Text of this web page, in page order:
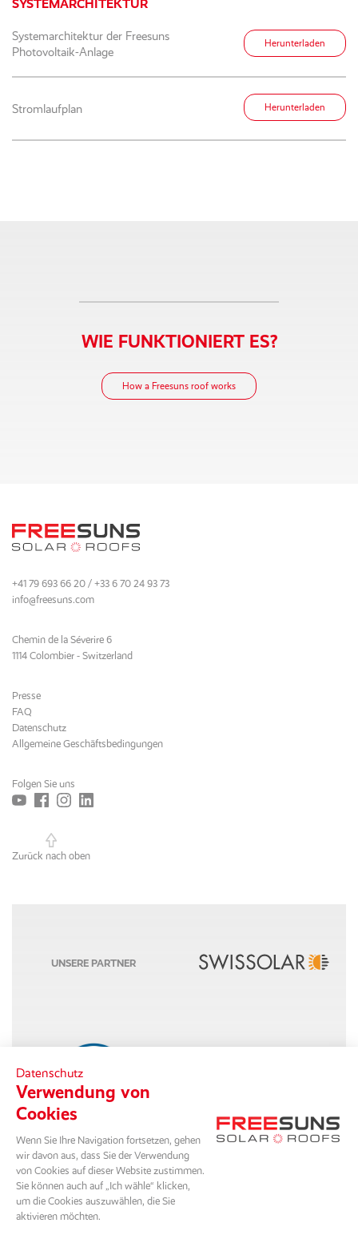
SYSTEMARCHITEKTUR
Systemarchitektur der Freesuns
Photovoltaik-Anlage
Herunterladen
Stromlaufplan Herunterladen
WIE FUNKTIONIERT ES?
How a Freesuns roof works
+41 79 693 66 20 / +33 6 70 24 93 73
info@freesuns.com
Chemin de la Séverire 6
1114 Colombier - Switzerland
Presse
FAQ
Datenschutz
Allgemeine Geschäftsbedingungen
Folgen Sie uns
Zurück nach oben
UNSERE PARTNER